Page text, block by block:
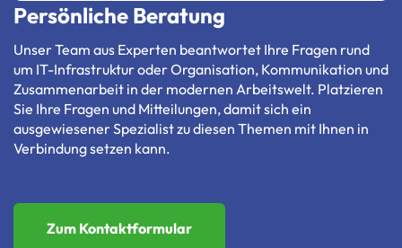
Persönliche Beratung
Unser Team aus Experten beantwortet Ihre Fragen rund
um IT-Infrastruktur oder Organisation, Kommunikation und
Zusammenarbeit in der modernen Arbeitswelt. Platzieren
Sie Ihre Fragen und Mitteilungen, damit sich ein
ausgewiesener Spezialist zu diesen Themen mit Ihnen in
Verbindung setzen kann.
Zum Kontaktformular